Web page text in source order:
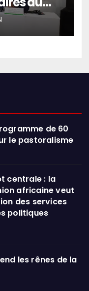
l’Ouest
de 60
le pastoralisme
centrale : la
africaine veut
des services
politiques
les rênes de la